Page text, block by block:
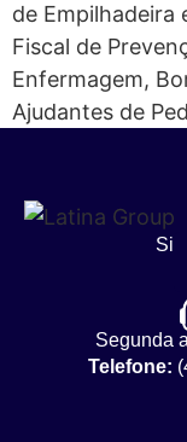
de Empilhadeira
Fiscal de
Enfermagem,
Ajudantes de
Segunda
Telefone: